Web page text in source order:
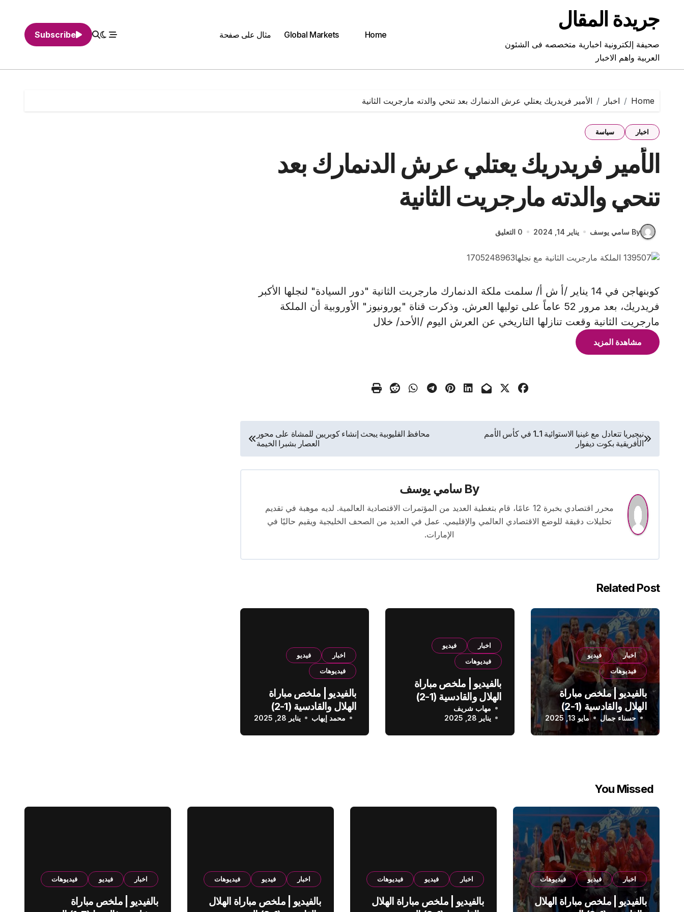
contentجريدة المقال
صحيفة إلكترونية اخبارية متخصصه فى الشئون
العربية واهم الاخبار
Home
Global Markets مثال على صفحة Subscribe
Home اخبار الأمير فريدريك يعتلي عرش الدنمارك بعد تنحي والدته مارجريت الثانية
اخبار سياسة
الأمير فريدريك يعتلي عرش الدنمارك بعد
تنحي والدته مارجريت الثانية
By سامي يوسف يناير 14, 2024 0 التعليق
كوبنهاجن في 14 يناير /أ ش أ/ سلمت ملكة الدنمارك مارجريت الثانية "دور السيادة" لنجلها الأكبر
فريدريك، بعد مرور 52 عاماً على توليها العرش. وذكرت قناة "يورونيوز" الأوروبية أن الملكة
مارجريت الثانية وقعت تنازلها التاريخي عن العرش اليوم /الأحد/ خلال
مشاهدة المزيد
تصفّح
المقالات
نيجيريا تتعادل مع غينيا الاستوائية 1ـ1 في كأس الأمم
الأفريقية بكوت ديفوار
محافظ القليوبية يبحث إنشاء كوبريين للمشاة على محور
العصار بشبرا الخيمة
By سامي يوسف
محرر اقتصادي بخبرة 12 عامًا، قام بتغطية العديد من المؤتمرات الاقتصادية العالمية. لديه موهبة في تقديم
تحليلات دقيقة للوضع الاقتصادي العالمي والإقليمي. عمل في العديد من الصحف الخليجية ويقيم حاليًا في
الإمارات.
Related Post
اخبار
فيديو
فيديوهات
بالفيديو | ملخص مباراة
الهلال والقادسية (1-2)
الدوري السعودي
حسناء جمال مايو 13, 2025
اخبار
فيديو
فيديوهات
بالفيديو | ملخص مباراة
الهلال والقادسية (1-2)
الدوري السعودي
مهاب شريف
يناير 28, 2025
اخبار
فيديو
فيديوهات
بالفيديو | ملخص مباراة
الهلال والقادسية (1-2)
الدوري السعودي
محمد إيهاب يناير 28, 2025
You Missed
اخبار فيديو فيديوهات
بالفيديو | ملخص مباراة الهلال
اخبار فيديو فيديوهات
بالفيديو | ملخص مباراة الهلال
اخبار فيديو فيديوهات
بالفيديو | ملخص مباراة الهلال
اخبار فيديو فيديوهات
بالفيديو | ملخص مباراة